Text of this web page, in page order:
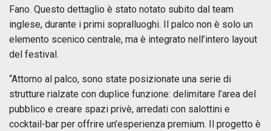
Fano. Questo dettaglio è stato notato subito dal team
inglese, durante i primi sopralluoghi. Il palco non è solo un
elemento scenico centrale, ma è integrato nell’intero layout
del festival.
“Attorno al palco, sono state posizionate una serie di
strutture rialzate con duplice funzione: delimitare l’area del
pubblico e creare spazi privè, arredati con salottini e
cocktail-bar per offrire un’esperienza premium. Il progetto è